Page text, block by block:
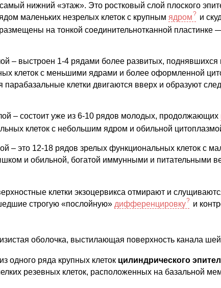
нижний «этаж». Это ростковый слой плоского
маленьких незрелых клеток с крупным ядром и
на тонкой соединительнотканной пластинке
– выстроен 1-4 рядами более развитых, поднявшихся
клеток с меньшими ядрами и более оформленной
парабазальные клетки двигаются вверх и образуют
– состоит уже из 6-10 рядов молодых, продолжающих
клеток с небольшим ядром и обильной
– это 12-18 рядов зрелых функциональных клеток с
и обильной, богатой иммунными и питательными
клетки экзоцервикса отмирают и
строгую «послойную» дифференцировку и
оболочка, выстилающая поверхность канала
одного ряда крупных клеток цилиндрического
резевных клеток, расположенных на базальной